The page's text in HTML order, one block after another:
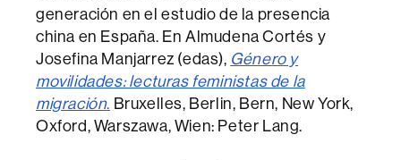
generación en el estudio de la presencia
china en España. En Almudena Cortés y
Josefina Manjarrez (edas), Género y
movilidades: lecturas feministas de la
migración. Bruxelles, Berlin, Bern, New York,
Oxford, Warszawa, Wien: Peter Lang.